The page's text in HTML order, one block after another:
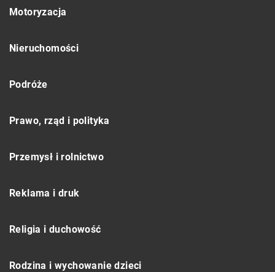
Motoryzacja
Nieruchomości
Podróże
Prawo, rząd i polityka
Przemysł i rolnictwo
Reklama i druk
Religia i duchowość
Rodzina i wychowanie dzieci